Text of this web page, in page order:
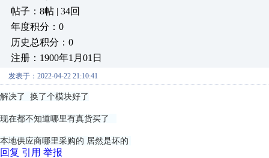
帖子：8帖 | 34回
年度积分：0
历史总积分：0
注册：1900年1月01日
发表于：2022-04-22 21:10:41
解决了 换了个模块好了
现在都不知道哪里有真货买了
本地供应商哪里采购的 居然是坏的
回复 引用 举报